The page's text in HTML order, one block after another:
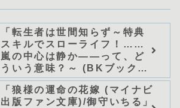
「転生者は世間知らず～特典
スキルでスローライフ！……
嵐の中心は静か――って、ど
ういう意味？～ (BKブック
ス)/唖鳴蝉」シリーズ全巻のあ
らすじ・感想
「狼様の運命の花嫁 (マイナビ
出版ファン文庫)/御守いちる」